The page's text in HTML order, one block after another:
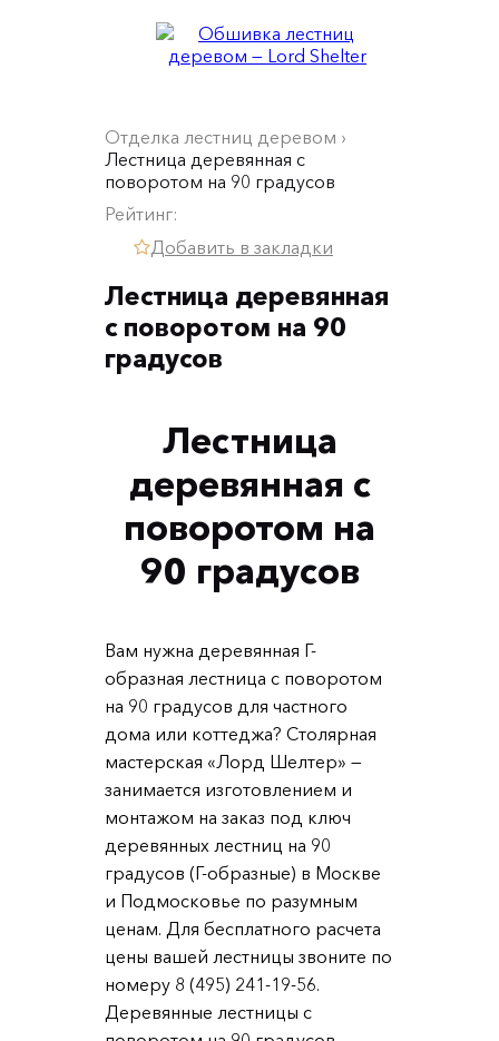
Отделка лестниц деревом ›
Лестница деревянная с
поворотом на 90 градусов
Рейтинг:
Добавить в закладки
Лестница деревянная
с поворотом на 90
градусов
Лестница
деревянная с
поворотом на
90 градусов
Вам нужна деревянная Г-
образная лестница с поворотом
на 90 градусов для частного
дома или коттеджа? Столярная
мастерская «Лорд Шелтер» —
занимается изготовлением и
монтажом на заказ под ключ
деревянных лестниц на 90
градусов (Г-образные) в Москве
и Подмосковье по разумным
ценам. Для бесплатного расчета
цены вашей лестницы звоните по
номеру 8 (495) 241-19-56.
Деревянные лестницы с